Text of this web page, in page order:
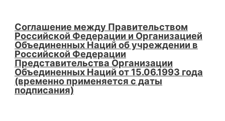
Соглашение между Правительством
Российской Федерации и Организацией
Объединенных Наций об учреждении в
Российской Федерации
Представительства Организации
Объединенных Наций от 15.06.1993 года
(временно применяется с даты
подписания)